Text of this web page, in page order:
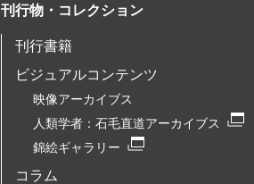
刊行物・コレクション
刊行書籍
ビジュアルコンテンツ
映像アーカイブス
人類学者： 石毛直道アーカイブス
錦絵ギャラリー
コラム